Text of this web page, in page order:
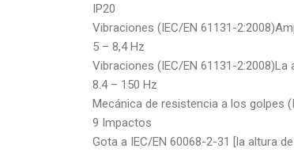
IP20
Vibraciones (IEC/EN 61131-
5 – 8,4 Hz
Vibraciones (IEC/EN 61131-
8.4 – 150 Hz
Mecánica de resistencia a los golpes
9 Impactos
Gota a IEC/EN 60068-2-31 [la altura